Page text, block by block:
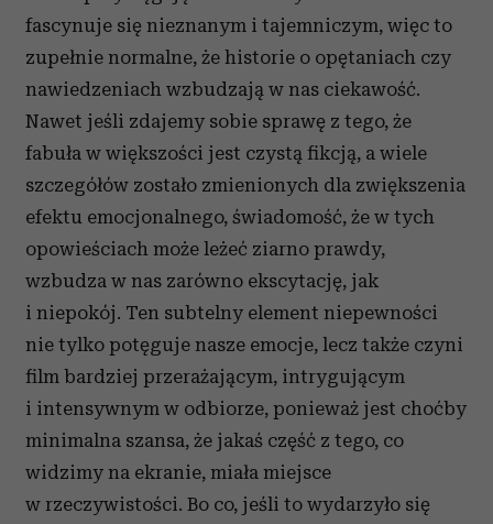
fascynuje się nieznanym i tajemniczym, więc to
zupełnie normalne, że historie o opętaniach czy
nawiedzeniach wzbudzają w nas ciekawość.
Nawet jeśli zdajemy sobie sprawę z tego, że
fabuła w większości jest czystą fikcją, a wiele
szczegółów zostało zmienionych dla zwiększenia
efektu emocjonalnego, świadomość, że w tych
opowieściach może leżeć ziarno prawdy,
wzbudza w nas zarówno ekscytację, jak
i niepokój. Ten subtelny element niepewności
nie tylko potęguje nasze emocje, lecz także czyni
film bardziej przerażającym, intrygującym
i intensywnym w odbiorze, ponieważ jest choćby
minimalna szansa, że jakaś część z tego, co
widzimy na ekranie, miała miejsce
w rzeczywistości. Bo co, jeśli to wydarzyło się